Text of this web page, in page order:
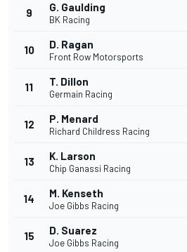
9 G. Gaulding
BK Racing
10 D. Ragan
Front Row Motorsports
11 T. Dillon
Germain Racing
12 P. Menard
Richard Childress Racing
13 K. Larson
Chip Ganassi Racing
14 M. Kenseth
Joe Gibbs Racing
15 D. Suarez
Joe Gibbs Racing